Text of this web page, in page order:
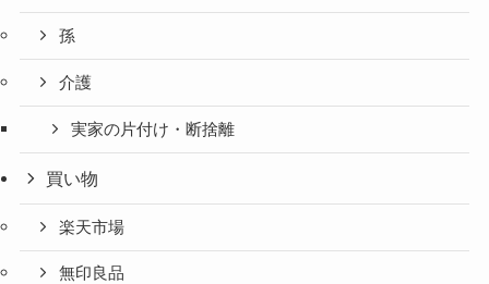
孫
介護
実家の片付け・断捨離
買い物
楽天市場
無印良品